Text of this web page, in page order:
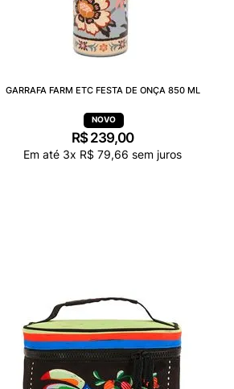
GARRAFA FARM ETC FESTA DE ONÇA 850 ML
R$239,00
Em até 3x R$ 79,66 sem juros